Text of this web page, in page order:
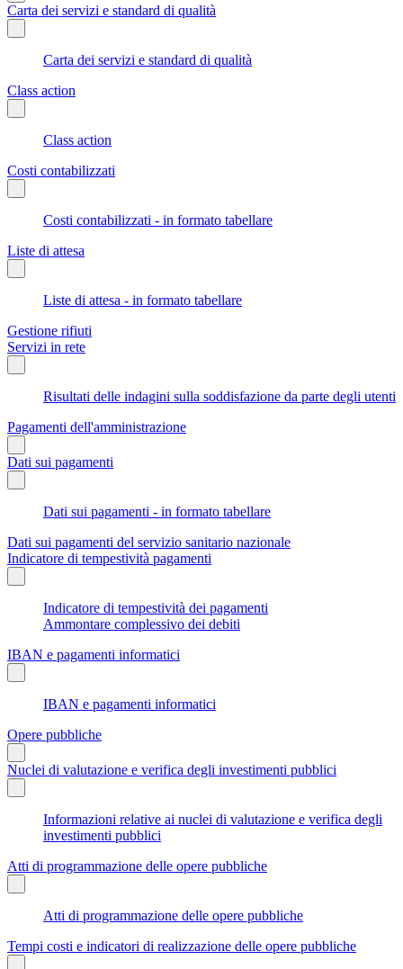
Carta dei servizi e standard di qualità
Carta dei servizi e standard di qualità
Class action
Class action
Costi contabilizzati
Costi contabilizzati - in formato tabellare
Liste di attesa
Liste di attesa - in formato tabellare
Gestione rifiuti
Servizi in rete
Risultati delle indagini sulla soddisfazione da parte degli utenti
Pagamenti dell'amministrazione
Dati sui pagamenti
Dati sui pagamenti - in formato tabellare
Dati sui pagamenti del servizio sanitario nazionale
Indicatore di tempestività pagamenti
Indicatore di tempestività dei pagamenti
Ammontare complessivo dei debiti
IBAN e pagamenti informatici
IBAN e pagamenti informatici
Opere pubbliche
Nuclei di valutazione e verifica degli investimenti pubblici
Informazioni relative ai nuclei di valutazione e verifica degli
investimenti pubblici
Atti di programmazione delle opere pubbliche
Atti di programmazione delle opere pubbliche
Tempi costi e indicatori di realizzazione delle opere pubbliche